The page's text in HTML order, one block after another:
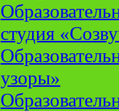
студия
узоры»